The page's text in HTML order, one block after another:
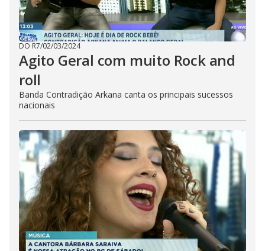
DO R7/02/03/2024
Agito Geral com muito Rock and
roll
Banda Contradição Arkana canta os principais sucessos
nacionais